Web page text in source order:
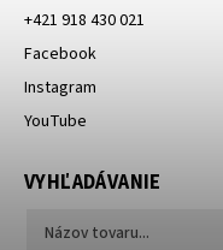
+421 918 430 021
Facebook
Instagram
YouTube
VYHĽADÁVANIE